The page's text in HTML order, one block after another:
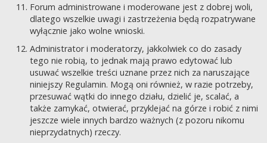
Forum administrowane i moderowane jest z dobrej woli,
dlatego wszelkie uwagi i zastrzeżenia będą rozpatrywane
wyłącznie jako wolne wnioski.
Administrator i moderatorzy, jakkolwiek co do zasady
tego nie robią, to jednak mają prawo edytować lub
usuwać wszelkie treści uznane przez nich za naruszające
niniejszy Regulamin. Mogą oni również, w razie potrzeby,
przesuwać wątki do innego działu, dzielić je, scalać, a
także zamykać, otwierać, przyklejać na górze i robić z nimi
jeszcze wiele innych bardzo ważnych (z pozoru nikomu
nieprzydatnych) rzeczy.